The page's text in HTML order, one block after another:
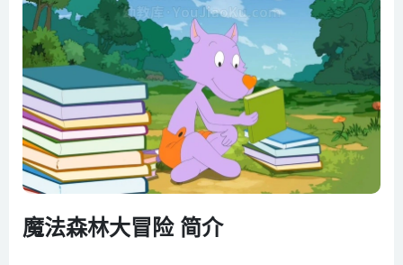
魔法森林大冒险 简介